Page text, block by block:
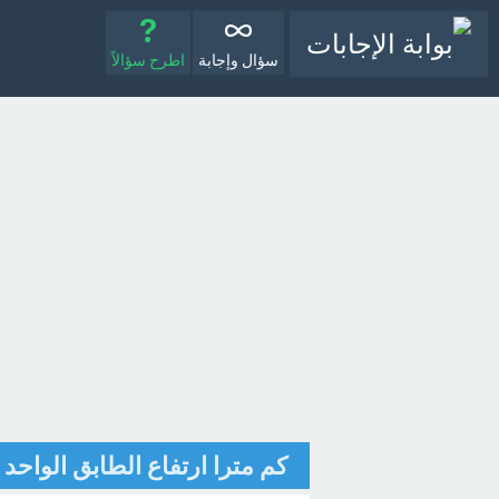
سؤال وإجابة اطرح سؤالاً
كم مترا ارتفاع الطابق